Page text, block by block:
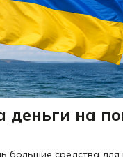
деньги на
большие средства